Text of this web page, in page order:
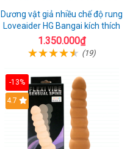
Dương vật giả nhiều chế độ rung
Loveaider HG Bangai kích thích
1.350.000₫
(19)
-13%
4.7